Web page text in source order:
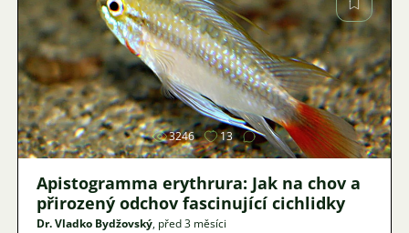
Obrázek
3246 13
Apistogramma erythrura: Jak na chov a
přirozený odchov fascinující cichlidky
Dr. Vladko Bydžovský, před 3 měsíci